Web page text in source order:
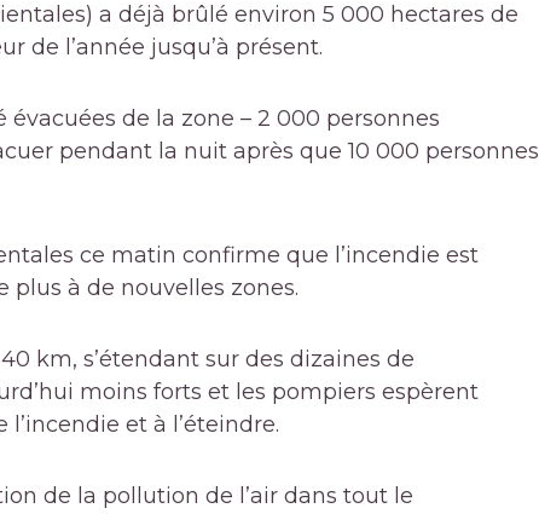
a déjà brûlé environ 5 000 hectares de
de l’année jusqu’à présent.
évacuées de la zone – 2 000 personnes
pendant la nuit après que 10 000 personnes
ce matin confirme que l’incendie est
plus à de nouvelles zones.
km, s’étendant sur des dizaines de
moins forts et les pompiers espèrent
et à l’éteindre.
de la pollution de l’air dans tout le